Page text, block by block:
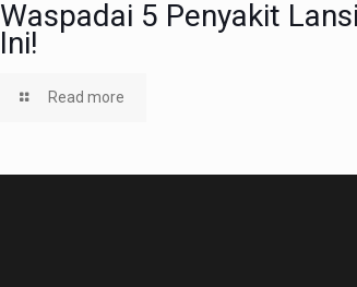
Waspadai 5 Penyakit
Ini!
Read more